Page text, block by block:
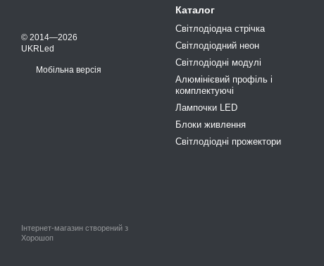
© 2014—2026
UKRLed
Мобільна версія
Інтернет-магазин створений з
Хорошоп
Каталог
Світлодіодна стрічка
Світлодіодний неон
Світлодіодні модулі
Алюмінієвий профіль і
комплектуючі
Лампочки LED
Блоки живлення
Світлодіодні прожектори